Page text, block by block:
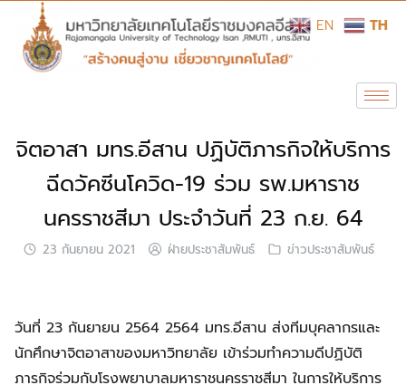
จิตอาสา มทร.อีสาน ปฏิบัติภารกิจให้บริการ
ฉีดวัคซีนโควิด-19 ร่วม รพ.มหาราช
นครราชสีมา ประจำวันที่ 23 ก.ย. 64
23 กันยายน 2021 ฝ่ายประชาสัมพันธ์ ข่าวประชาสัมพันธ์
วันที่ 23 กันยายน 2564 2564 มทร.อีสาน ส่งทีมบุคลากรและ
นักศึกษาจิตอาสาของมหาวิทยาลัย เข้าร่วมทำความดีปฏิบัติ
ภารกิจร่วมกับโรงพยาบาลมหาราชนครราชสีมา ในการให้บริการ
EN TH